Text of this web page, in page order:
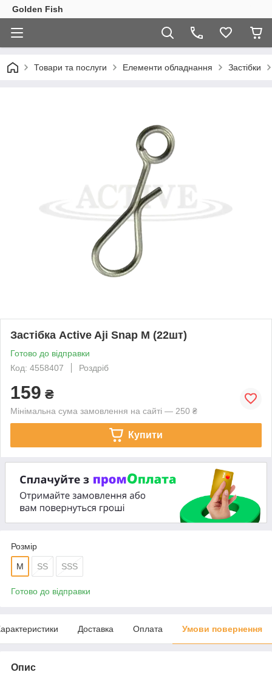
Golden Fish
Товари та послуги Елементи обладнання Застібки
Застібка Active Aji Snap M (22шт)
Готово до відправки
Код: 4558407
Роздріб
159 ₴
Мінімальна сума замовлення на сайті — 250 ₴
Купити
Розмір
M SS SSS
Готово до відправки
Доставка Оплата Умови повернення
Опис